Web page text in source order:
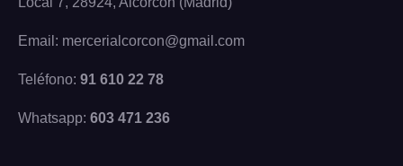
Email: mercerialcorcon@gmail.com
Teléfono: 91 610 22 78
Whatsapp: 603 471 236